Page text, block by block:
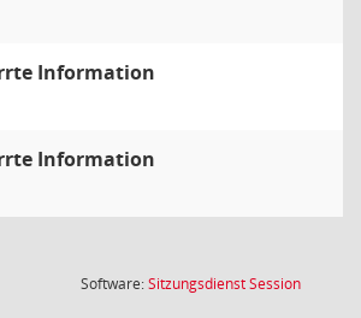
Information
Information
Software:SitzungsdienstSession(Wird in